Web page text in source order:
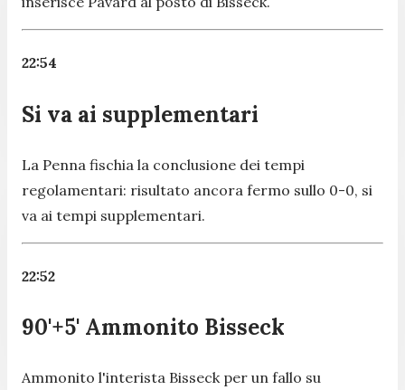
22:54
Si va ai supplementari
La Penna fischia la conclusione dei tempi
regolamentari: risultato ancora fermo sullo 0-0, si
va ai tempi supplementari.
22:52
90'+5' Ammonito Bisseck
Ammonito l'interista Bisseck per un fallo su